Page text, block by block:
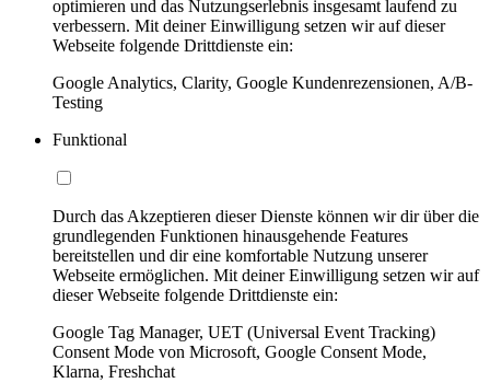
optimieren und das Nutzungserlebnis insgesamt laufend zu
verbessern. Mit deiner Einwilligung setzen wir auf dieser
Webseite folgende Drittdienste ein:
Google Analytics, Clarity, Google Kundenrezensionen, A/B-
Testing
Funktional
Durch das Akzeptieren dieser Dienste können wir dir über die
grundlegenden Funktionen hinausgehende Features
bereitstellen und dir eine komfortable Nutzung unserer
Webseite ermöglichen. Mit deiner Einwilligung setzen wir auf
dieser Webseite folgende Drittdienste ein:
Google Tag Manager, UET (Universal Event Tracking)
Consent Mode von Microsoft, Google Consent Mode,
Klarna, Freshchat